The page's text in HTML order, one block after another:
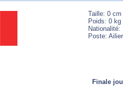
Taille: 0 cm
Poids: 0 kg
Nationalité:
Poste:
Finale